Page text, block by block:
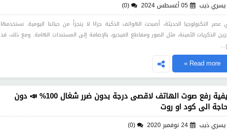
يسري ذيب 05 أغسطس 2024 (0)
التكنولوجيا الحديثة، أصبحت الهواتف الذكية جزءًا لا يتجزأ من حياتنا اليومية. نستخدمها
الذكريات الثمينة، مثل الصور ومقاطع الفيديو، بالإضافة إلى المستندات الهامة. ومع ذلك، قد
Read more »
كيفية رفع صوت الهاتف لاقصى درجة بدون ضرر شغال 100% 📣 دون
الى كود او روت
يسري ذيب 24 نوفمبر 2020 (0)